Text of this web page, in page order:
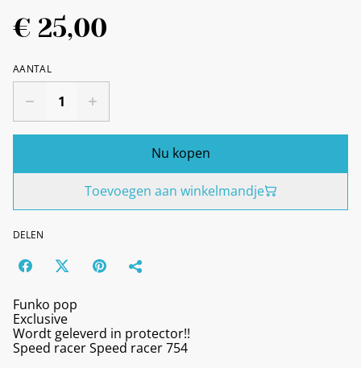
€ 25,00
AANTAL
Nu kopen
Toevoegen aan winkelmandje
DELEN
Funko pop
Exclusive
Wordt geleverd in protector!!
Speed racer Speed racer 754